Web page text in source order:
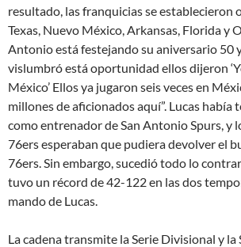
resultado, las franquicias se establecieron
Texas, Nuevo México, Arkansas, Florida y
Antonio está festejando su aniversario 50
vislumbró está oportunidad ellos dijeron
México’ Ellos ya jugaron seis veces en
millones de aficionados aquí”. Lucas había
como entrenador de San Antonio Spurs, y
76ers esperaban que pudiera devolver el
76ers. Sin embargo, sucedió todo lo
tuvo un récord de 42-122 en las dos
mando de Lucas.
La cadena transmite la Serie Divisional y la